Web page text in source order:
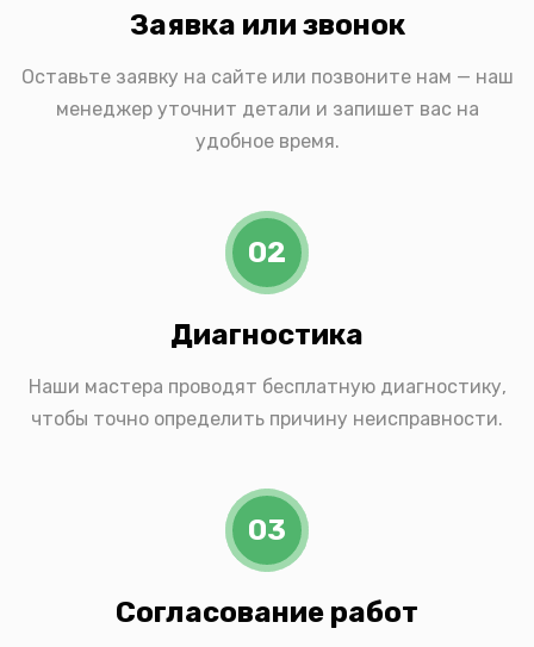
Заявка или звонок
Оставьте заявку на сайте или позвоните нам — наш
менеджер уточнит детали и запишет вас на
удобное время.
02
Диагностика
Наши мастера проводят бесплатную диагностику,
чтобы точно определить причину неисправности.
03
Согласование работ